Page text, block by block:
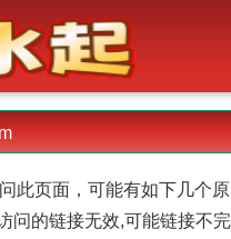
此页面，可能有如下几个
问的链接无效,可能链接不